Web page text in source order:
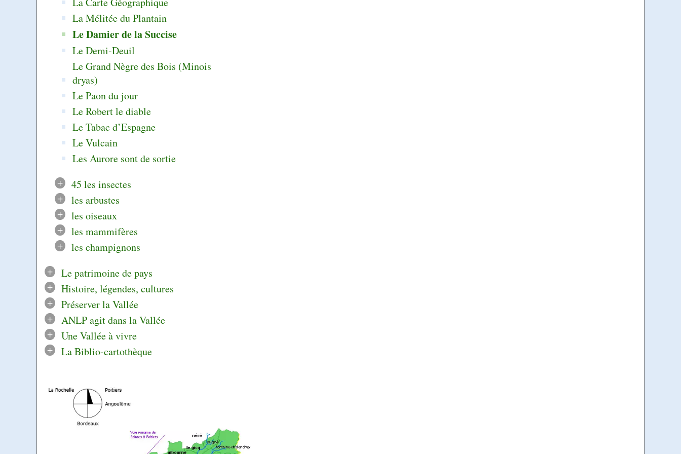
La Mélitée du Plantain
Le Damier de la Succise
Le Demi-Deuil
Le Grand Nègre des Bois (Minois
dryas)
Le Paon du jour
Le Robert le diable
Le Tabac d’Espagne
Le Vulcain
Les Aurore sont de sortie
+
45 les insectes
+
les arbustes
+
les oiseaux
+
les mammifères
+
les champignons
+
Le patrimoine de pays
+
Histoire, légendes, cultures
+
Préserver la Vallée
+
ANLP agit dans la Vallée
+
Une Vallée à vivre
+
La Biblio-cartothèque